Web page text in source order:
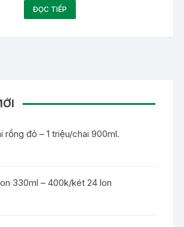
ĐỌC TIẾP
rồng đỏ – 1 triệu/chai 900ml.
330ml – 400k/két 24 lon